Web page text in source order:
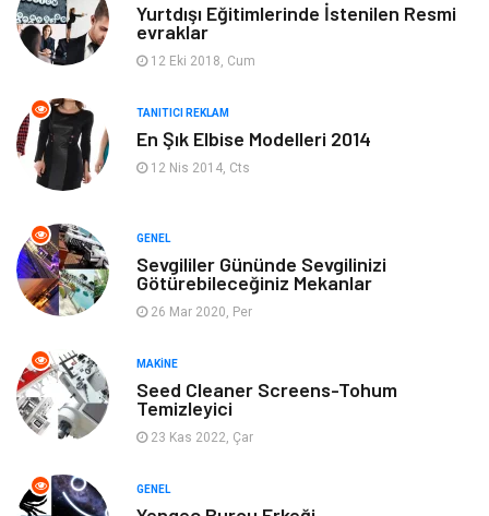
Elektronik
Giyim
Ev Dekorasyon Organizasyon
Anne & Çocuk Genel Kültür
Ev İşleri
Gençlik & Eğlence
Mobilya
Evlilik Rehberi
Yurtdışı Eğitimlerinde İstenilen Resmi
evraklar
12 Eki 2018, Cum
TANITICI REKLAM
En Şık Elbise Modelleri 2014
12 Nis 2014, Cts
GENEL
Sevgililer Gününde Sevgilinizi
Götürebileceğiniz Mekanlar
26 Mar 2020, Per
MAKINE
Seed Cleaner Screens-Tohum
Temizleyici
23 Kas 2022, Çar
GENEL